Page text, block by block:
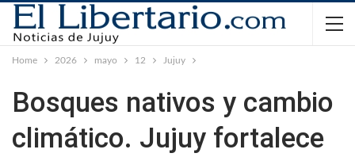
Home 2026 mayo 12 Jujuy
Bosques nativos y cambio
climático. Jujuy fortalece